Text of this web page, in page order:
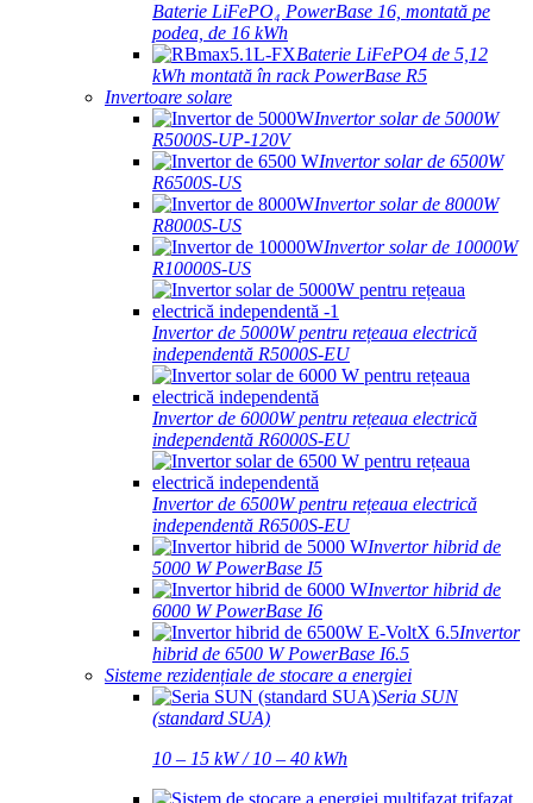
Baterie LiFePO₄ PowerBase 16, montată pe
podea, de 16 kWh
Baterie LiFePO4 de 5,12
kWh montată în rack PowerBase R5
Invertoare solare
Invertor solar de 5000W
R5000S-UP-120V
Invertor solar de 6500W
R6500S-US
Invertor solar de 8000W
R8000S-US
Invertor solar de 10000W
R10000S-US
Invertor de 5000W pentru rețeaua electrică
independentă R5000S-EU
Invertor de 6000W pentru rețeaua electrică
independentă R6000S-EU
Invertor de 6500W pentru rețeaua electrică
independentă R6500S-EU
Invertor hibrid de
5000 W PowerBase I5
Invertor hibrid de
6000 W PowerBase I6
Invertor
hibrid de 6500 W PowerBase I6.5
Sisteme rezidențiale de stocare a energiei
Seria SUN
(standard SUA)
10 – 15 kW / 10 – 40 kWh